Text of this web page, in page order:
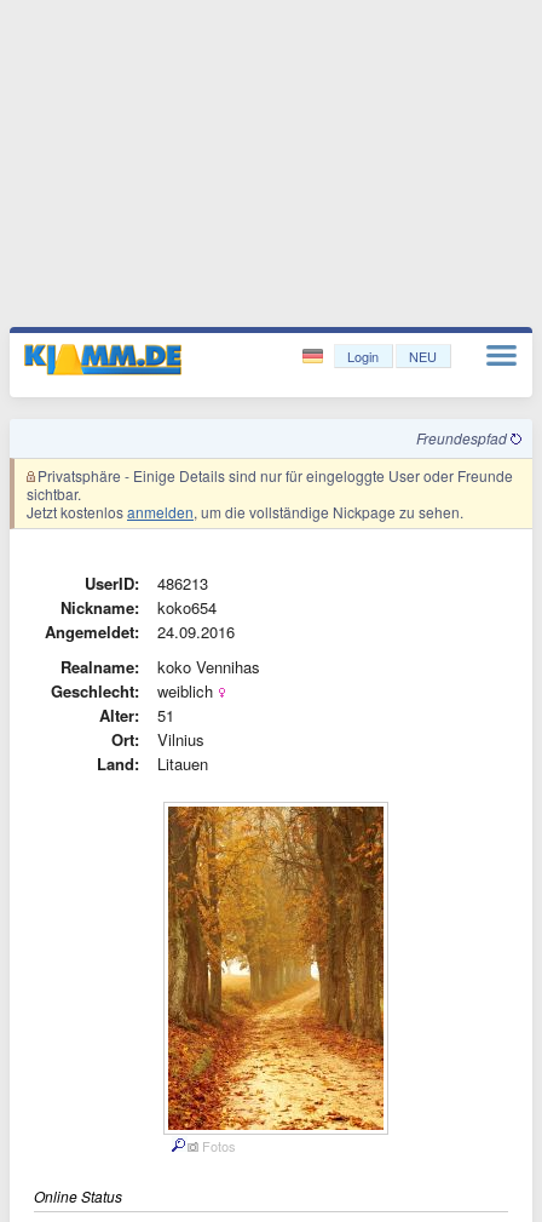
Login NEU
Freundespfad
Privatsphäre - Einige Details sind nur für eingeloggte User oder Freunde
sichtbar.
Jetzt kostenlosanmelden, um die vollständige Nickpage zu sehen.
UserID:
486213
Nickname:
koko654
Angemeldet:
24.09.2016
Realname:
koko Vennihas
Geschlecht:
weiblich
Alter:
51
Ort:
Vilnius
Land:
Litauen
Fotos
Online Status